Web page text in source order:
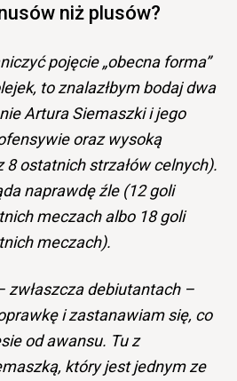
niż plusów?
pojęcie „obecna forma”
to znalazłbym bodaj dwa
Artura Siemaszki i jego
oraz wysoką
8 ostatnich strzałów celnych).
naprawdę źle (12 goli
meczach albo 18 goli
meczach).
zwłaszcza debiutantach –
i zastanawiam się, co
od awansu. Tu z
który jest jednym ze